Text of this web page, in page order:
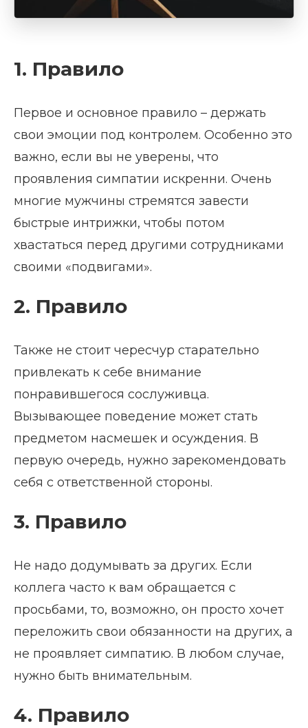
1. Правило
Первое и основное правило – держать
свои эмоции под контролем. Особенно это
важно, если вы не уверены, что
проявления симпатии искренни. Очень
многие мужчины стремятся завести
быстрые интрижки, чтобы потом
хвастаться перед другими сотрудниками
своими «подвигами».
2. Правило
Также не стоит чересчур старательно
привлекать к себе внимание
понравившегося сослуживца.
Вызывающее поведение может стать
предметом насмешек и осуждения. В
первую очередь, нужно зарекомендовать
себя с ответственной стороны.
3. Правило
Не надо додумывать за других. Если
коллега часто к вам обращается с
просьбами, то, возможно, он просто хочет
переложить свои обязанности на других, а
не проявляет симпатию. В любом случае,
нужно быть внимательным.
4. Правило